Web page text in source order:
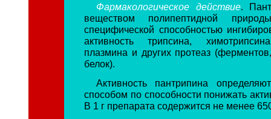
Фармакологическое действие.
веществом полипептидной
специфической способностью
активность трипсина,
плазмина и других протеаз
белок).
Активность пантрипина
способом по способности понижать
В 1 г препарата содержится не менее